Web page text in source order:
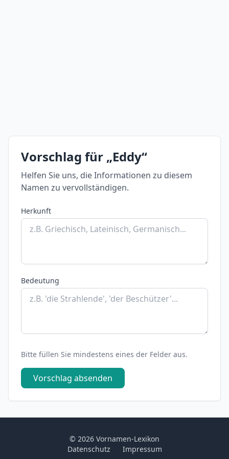
Vorschlag für „Eddy“
Helfen Sie uns, die Informationen zu diesem
Namen zu vervollständigen.
Herkunft
Bedeutung
Bitte füllen Sie mindestens eines der Felder aus.
Vorschlag absenden
© 2026 Vornamen-Lexikon
Datenschutz
Impressum